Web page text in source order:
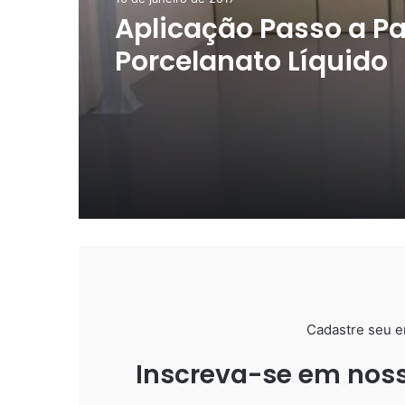
10 de janeiro de 2017
Aplicação Passo a
Porcelanato Líquido
30 de janeiro de 2019
Cadastre seu
Inscreva-se em